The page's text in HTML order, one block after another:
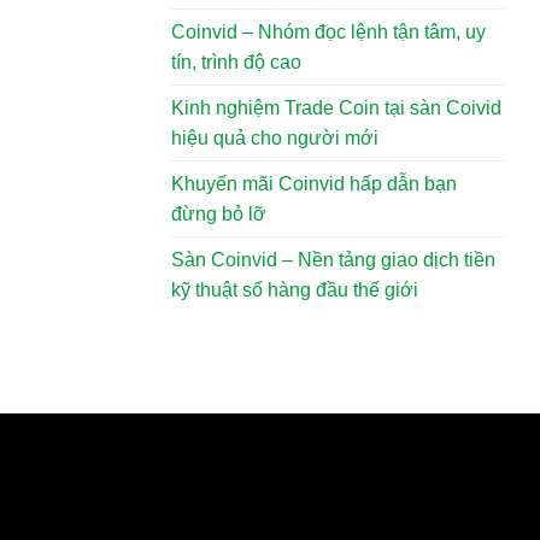
Coinvid – Nhóm đọc lệnh tận tâm, uy
tín, trình độ cao
Kinh nghiệm Trade Coin tại sàn Coivid
hiệu quả cho người mới
Khuyến mãi Coinvid hấp dẫn bạn
đừng bỏ lỡ
Sàn Coinvid – Nền tảng giao dịch tiền
kỹ thuật số hàng đầu thế giới